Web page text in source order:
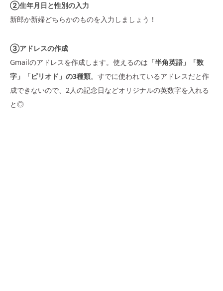
②生年月日と性別の入力
新郎か新婦どちらかのものを入力しましょう！
③アドレスの作成
Gmailのアドレスを作成します。使えるのは 「半角英語」「数
字」「ピリオド」の3種類。すでに使われているアドレスだと作
成できないので、2人の記念日などオリジナルの英数字を入れる
と◎